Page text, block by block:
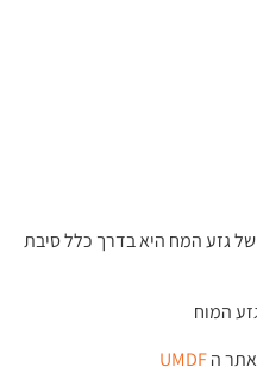
גזע המח היא בדרך כלל סיבת
המוח
הUMDF